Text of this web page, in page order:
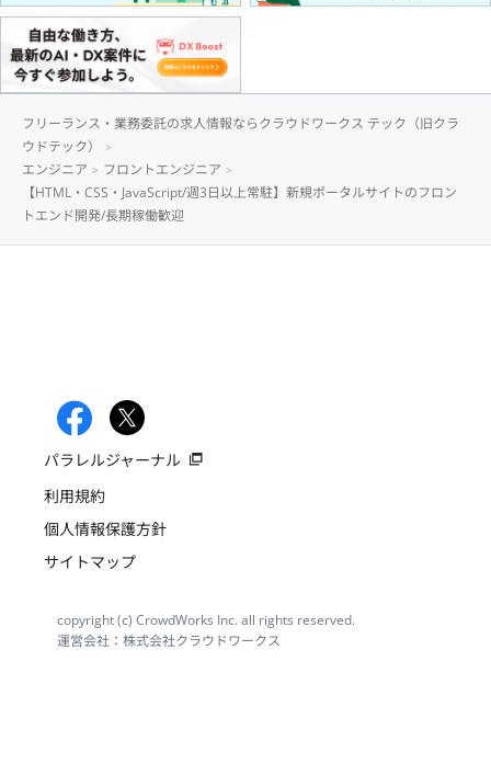
フリーランス・業務委託の求人情報ならクラウドワークス テック（旧クラ
ウドテック）
エンジニア
フロントエンジニア
【HTML・CSS・JavaScript/週3日以上常駐】新規ポータルサイトのフロン
トエンド開発/長期稼働歓迎
パラレルジャーナル
利用規約
個人情報保護方針
サイトマップ
copyright (c) CrowdWorks Inc. all rights reserved.
運営会社：株式会社クラウドワークス